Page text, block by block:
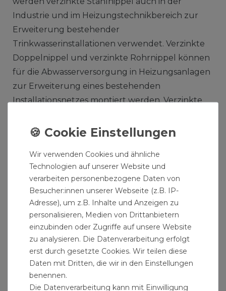
Industrie und im Heizungstechnikbereich zur
Erweiterung bestehender
Trinkwasserinstallationen verwendet. Verzinkte
Doppelnippel und verzinkte Rohrnippel können
für die Abwasserversorgung in Heizungsanlagen
zur Erweiterung eines bestehenden
Installationsnetzes montiert werden. Verzinkte
Produktmerkmale Stahl Rohrdoppelnippel
verzinkt:
Rohrdoppelnippel als
Gewindeverlängerung einsetzbar
Verzinkte Rohrnippel ideal zur Erweiterung
von Wasserinstallationen
Gewindenippel aus verzinkten Stahl zur
Verbindung und Neubau von Wasserrohren
Verzinkte Langnippel geeignet für Sanitär-,
Heizung-, Klima- und Solartechnik
Gewindefittinge zum Erweitern und
Wir verwenden Cookies und ähnliche
Technologien auf unserer Website und
verarbeiten personenbezogene Daten von
Besucher:innen unserer Webseite (z.B. IP-
Adresse), um z.B. Inhalte und Anzeigen zu
personalisieren, Medien von Drittanbietern
einzubinden oder Zugriffe auf unsere Website
zu analysieren. Die Datenverarbeitung erfolgt
erst durch gesetzte Cookies. Wir teilen diese
Daten mit Dritten, die wir in den Einstellungen
benennen.
Die Datenverarbeitung kann mit Einwilligung